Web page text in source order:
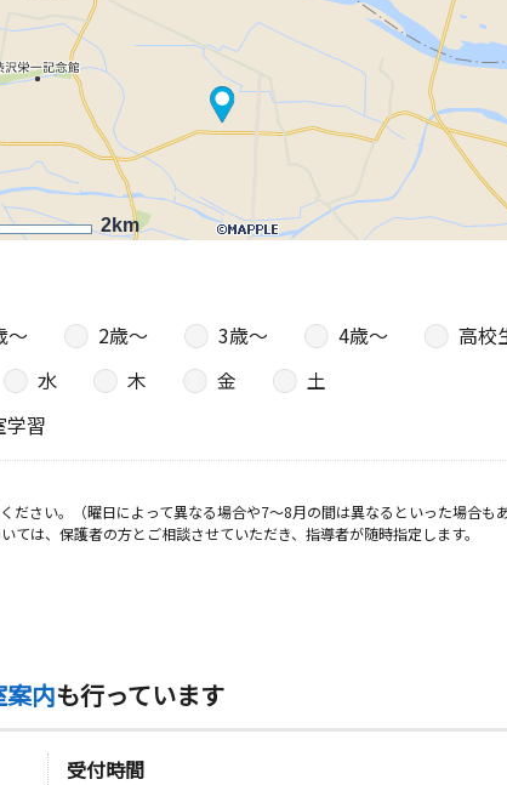
2km
〜 2歳〜 3歳〜 4歳〜
高校
水 木 金
土
学習
さい。（曜日によって異なる場合や7～8月の間は異なるといった場合もあ
は、保護者の方とご相談させていただき、指導者が随時指定します。
内も行っています
受付時間